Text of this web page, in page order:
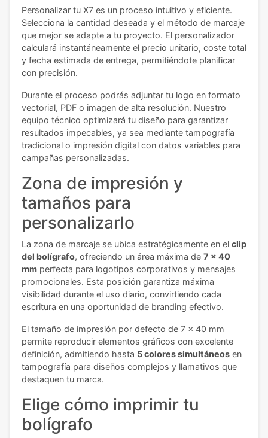
Personalizar tu X7 es un proceso intuitivo y eficiente.
Selecciona la cantidad deseada y el método de marcaje
que mejor se adapte a tu proyecto. El personalizador
calculará instantáneamente el precio unitario, coste total
y fecha estimada de entrega, permitiéndote planificar
con precisión.
Durante el proceso podrás adjuntar tu logo en formato
vectorial, PDF o imagen de alta resolución. Nuestro
equipo técnico optimizará tu diseño para garantizar
resultados impecables, ya sea mediante tampografía
tradicional o impresión digital con datos variables para
campañas personalizadas.
Zona de impresión y
tamaños para
personalizarlo
La zona de marcaje se ubica estratégicamente en el clip
del bolígrafo, ofreciendo un área máxima de 7 x 40
mm perfecta para logotipos corporativos y mensajes
promocionales. Esta posición garantiza máxima
visibilidad durante el uso diario, convirtiendo cada
escritura en una oportunidad de branding efectivo.
El tamaño de impresión por defecto de 7 x 40 mm
permite reproducir elementos gráficos con excelente
definición, admitiendo hasta 5 colores simultáneos en
tampografía para diseños complejos y llamativos que
destaquen tu marca.
Elige cómo imprimir tu
bolígrafo